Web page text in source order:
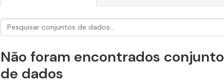
Não foram encontrados
de dados